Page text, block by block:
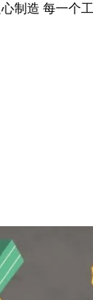
制造 每一个